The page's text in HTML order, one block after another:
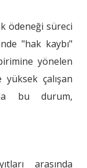
ödeneği süreci
"hak kaybı"
yönelen
çalışan
bu durum,
arasında